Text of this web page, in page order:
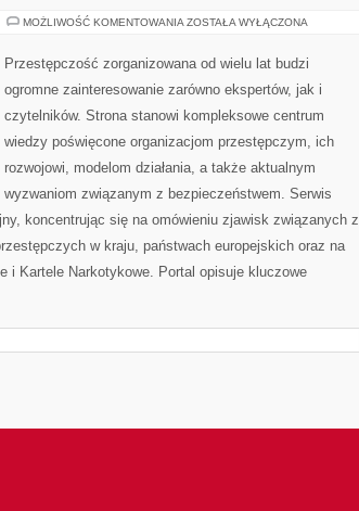
MOŻLIWOŚĆ KOMENTOWANIA NOWOCZESNA
ZOSTAŁA WYŁĄCZONA
Przestępczość zorganizowana od wielu lat budzi
ogromne zainteresowanie zarówno ekspertów, jak i
czytelników. Strona stanowi kompleksowe centrum
wiedzy poświęcone organizacjom przestępczym, ich
rozwojowi, modelom działania, a także aktualnym
wyzwaniom związanym z bezpieczeństwem. Serwis
koncentrując się na omówieniu zjawisk związanych z
w kraju, państwach europejskich oraz na
i Kartele Narkotykowe. Portal opisuje kluczowe